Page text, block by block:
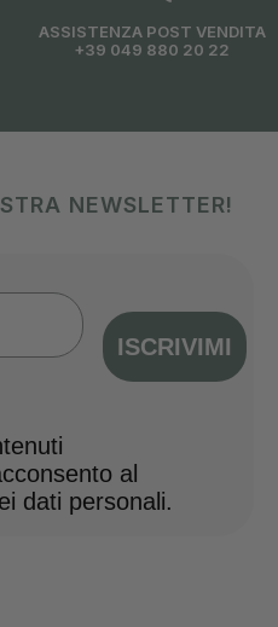
ASSISTENZA POST VENDITA
+39 049 880 20 22
NEWSLETTER!
ISCRIVIMI
al
dati personali.